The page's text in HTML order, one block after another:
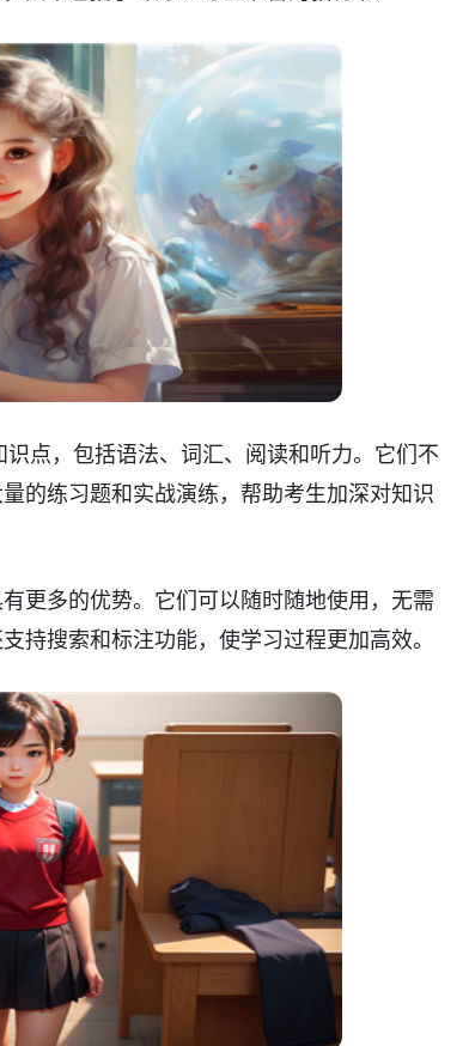
点，包括语法、词汇、阅读和听力。它们不
的练习题和实战演练，帮助考生加深对知识
更多的优势。它们可以随时随地使用，无需
持搜索和标注功能，使学习过程更加高效。